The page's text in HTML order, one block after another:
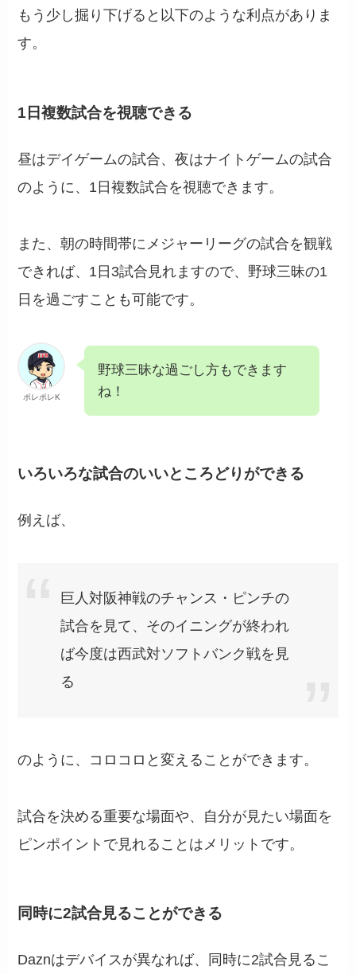
もう少し掘り下げると以下のような利点がありま
す。
1日複数試合を視聴できる
昼はデイゲームの試合、夜はナイトゲームの試合
のように、1日複数試合を視聴できます。
また、朝の時間帯にメジャーリーグの試合を観戦
できれば、1日3試合見れますので、野球三昧の1
日を過ごすことも可能です。
ポレポレK
野球三昧な過ごし方もできます
ね！
いろいろな試合のいいところどりができる
例えば、
巨人対阪神戦のチャンス・ピンチの
試合を見て、そのイニングが終われ
ば今度は西武対ソフトバンク戦を見
る
のように、コロコロと変えることができます。
試合を決める重要な場面や、自分が見たい場面を
ピンポイントで見れることはメリットです。
同時に2試合見ることができる
Daznはデバイスが異なれば、同時に2試合見るこ